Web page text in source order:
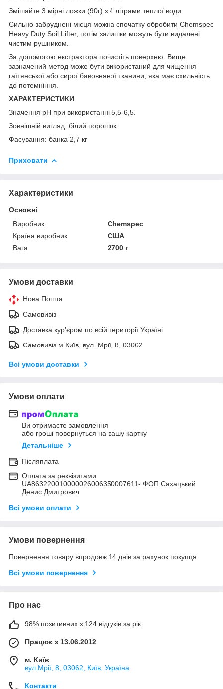
Змішайте 3 мірні ложки (90г) з 4 літрами теплої води.
Сильно забруднені місця можна спочатку обробити Chemspec
Heavy Duty Soil Lifter, потім залишки можуть бути видалені
чистим рушником.
За допомогою екстрактора почистіть поверхню. Вище
зазначений метод може бути використаний для чищення
гаїтянської або сирої бавовняної тканини, яка має схильність
до потемніння.
ХАРАКТЕРИСТИКИ:
Значення pH при використанні 5,5-6,5.
Зовнішній вигляд: білий порошок.
Фасування: банка 2,7 кг
Приховати
Характеристики
Основні
Виробник
Chemspec
Країна виробник
США
Вага
2700 г
Умови доставки
Нова Пошта
Самовивіз
Доставка кур’єром по всій території Україні
Самовивіз м.Київ, вул. Мрії, 8, 03062
Всі умови доставки
Умови оплати
Ви отримаєте замовлення
або гроші повернуться на вашу картку
Детальніше
Післяплата
Оплата за реквізитами
UA863220010000026006350007611- ФОП Сахацький
Денис Дмитрович
Всі умови оплати
Умови повернення
Повернення товару впродовж 14 днів за рахунок покупця
Всі умови повернення
Про нас
98% позитивних з 124 відгуків за рік
Працює з 13.06.2012
м. Київ
вул.Мрії, 8, 03062, Київ, Україна
Контакти